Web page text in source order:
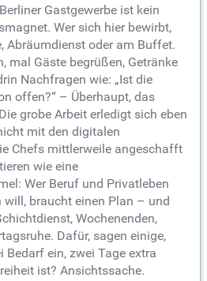
Gastgewerbe ist kein
Wer sich hier bewirbt,
Abräumdienst oder am Buffet.
mal Gäste begrüßen, Getränke
Nachfragen wie: „Ist die
offen?“ – Überhaupt, das
grobe Arbeit erledigt sich eben
mit den digitalen
Chefs mittlerweile angeschafft
wie eine
Wer Beruf und Privatleben
will, braucht einen Plan – und
Wochenenden,
Dafür, sagen einige,
ein, zwei Tage extra
ist? Ansichtssache.